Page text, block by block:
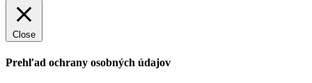
Close
Prehľad ochrany osobných údajov